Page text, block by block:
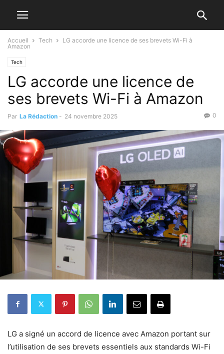
Accueil Tech
LG accorde une licence de ses brevets Wi-Fi à
Amazon
Tech
LG accorde une licence de
ses brevets Wi-Fi à Amazon
Par La Rédaction - 24 novembre 2025 0
LG a signé un accord de licence avec Amazon portant sur
l’utilisation de ses brevets essentiels aux standards Wi-Fi